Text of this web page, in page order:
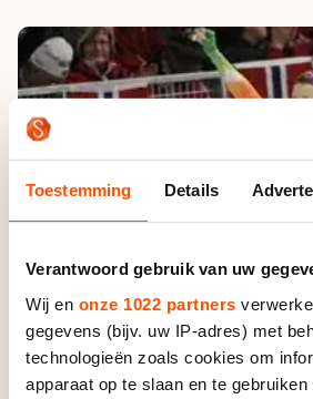
Toestemming Details
Verantwoord gebruik van uw
Wij en onze 1022 partners
gegevens (bijv. uw IP-adres) met
technologieën zoals cookies om
apparaat op te slaan en te
Deze zomer de weg op
Waar kan ik schaatsen en skaten?
Alles voor jou als schaatsfan
Evenementen
Word schaatsfan!
Winacties
Olympische Spelen
Olympische Spelen
Medaille overzicht
Medaillespiegel
Olympische uitslagen
Van Jong tot Goud verhalen